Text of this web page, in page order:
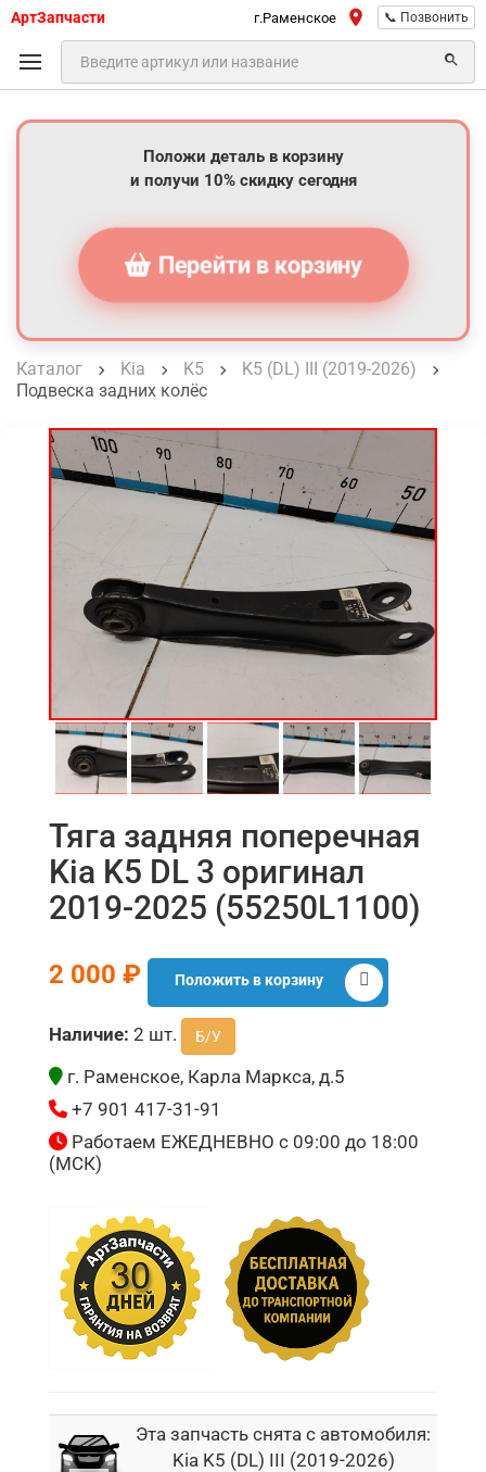
АртЗапчасти г.Раменское 📞 Позвонить
Положи деталь в корзину
и получи 10% скидку сегодня
Перейти в корзину
Каталог Kia K5
K5 (DL) III (2019-2026)
Подвеска задних колёс
Тяга задняя поперечная
Kia K5 DL 3 оригинал
2019-2025 (55250L1100)
2 000 ₽ Положить в корзину
Наличие: 2 шт. Б/У
г. Раменское, Карла Маркса, д.5
+7 901 417-31-91
Работаем ЕЖЕДНЕВНО с 09:00 до 18:00
(МСК)
Эта запчасть снята с автомобиля:
Kia K5 (DL) III (2019-2026)